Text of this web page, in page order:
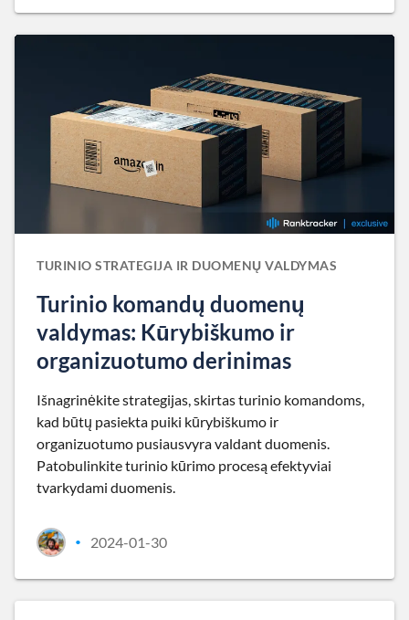
TURINIO STRATEGIJA IR DUOMENŲ VALDYMAS
Turinio komandų duomenų
valdymas: Kūrybiškumo ir
organizuotumo derinimas
Išnagrinėkite strategijas, skirtas turinio komandoms,
kad būtų pasiekta puiki kūrybiškumo ir
organizuotumo pusiausvyra valdant duomenis.
Patobulinkite turinio kūrimo procesą efektyviai
tvarkydami duomenis.
• 2024-01-30